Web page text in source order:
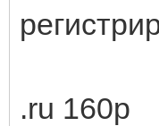
.ru 160р